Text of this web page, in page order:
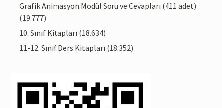
Grafik Animasyon Modül Soru ve Cevapları (411 adet)
(19.777)
10. Sınıf Kitapları (18.634)
11-12. Sınıf Ders Kitapları (18.352)